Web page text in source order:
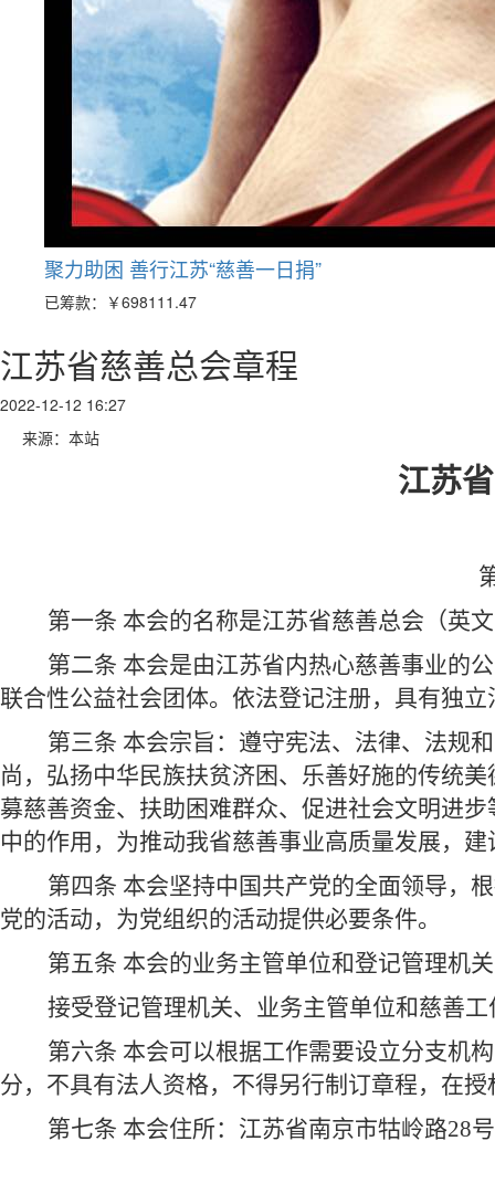
聚力助困 善行江苏“慈善一日捐”
已筹款： ￥698111.47
江苏省慈善总会章程
2022-12-12 16:27
来源：本站
江苏
第一条 本会的名称是江苏省慈善总会（英
第二条 本会是由江苏省内热心慈善事业的
联合性公益社会团体。依法登记注册，具有独立
第三条 本会宗旨：遵守宪法、法律、法规
尚，弘扬中华民族扶贫济困、乐善好施的传统
募慈善资金、扶助困难群众、促进社会文明进
中的作用，为推动我省慈善事业高质量发展，
第四条 本会坚持中国共产党的全面领导，
党的活动，为党组织的活动提供必要条件。
第五条 本会的业务主管单位和登记管理机
接受登记管理机关、业务主管单位和慈善
第六条 本会可以根据工作需要设立分支机
分，不具有法人资格，不得另行制订章程，在
第七条 本会住所：江苏省南京市牯岭路28